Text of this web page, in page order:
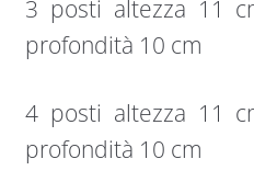
3 posti altezza 11
profondità 10 cm
4 posti altezza 11
profondità 10 cm